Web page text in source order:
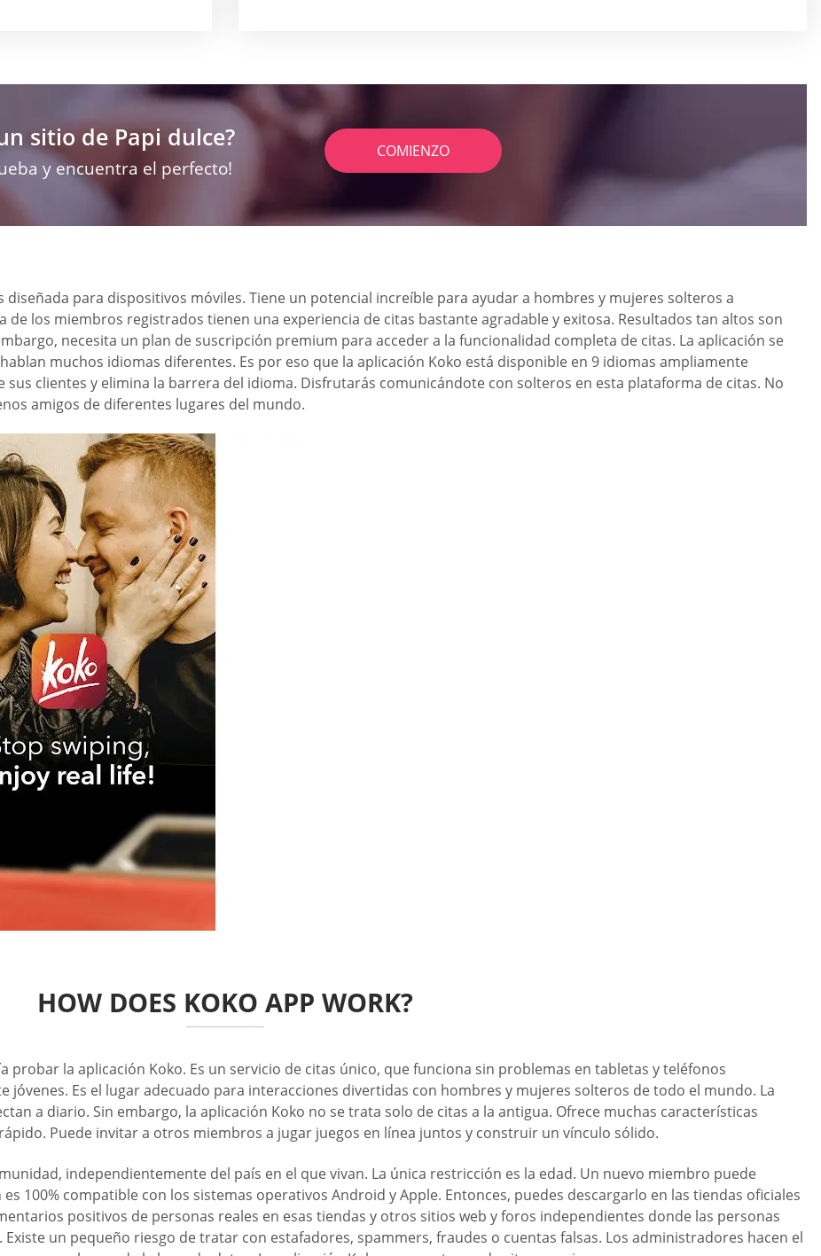
sitio de Papi dulce?
y encuentra el perfecto!
COMIENZO
para dispositivos móviles. Tiene un potencial increíble para ayudar a hombres y mujeres solteros a
de los miembros registrados tienen una experiencia de citas bastante agradable y exitosa. Resultados tan altos son
necesita un plan de suscripción premium para acceder a la funcionalidad completa de citas. La aplicación se
muchos idiomas diferentes. Es por eso que la aplicación Koko está disponible en 9 idiomas ampliamente
clientes y elimina la barrera del idioma. Disfrutarás comunicándote con solteros en esta plataforma de citas. No
amigos de diferentes lugares del mundo.
HOW DOES KOKO APP WORK?
la aplicación Koko. Es un servicio de citas único, que funciona sin problemas en tabletas y teléfonos
jóvenes. Es el lugar adecuado para interacciones divertidas con hombres y mujeres solteros de todo el mundo. La
a diario. Sin embargo, la aplicación Koko no se trata solo de citas a la antigua. Ofrece muchas características
Puede invitar a otros miembros a jugar juegos en línea juntos y construir un vínculo sólido.
independientemente del país en el que vivan. La única restricción es la edad. Un nuevo miembro puede
100% compatible con los sistemas operativos Android y Apple. Entonces, puedes descargarlo en las tiendas oficiales
positivos de personas reales en esas tiendas y otros sitios web y foros independientes donde las personas
un pequeño riesgo de tratar con estafadores, spammers, fraudes o cuentas falsas. Los administradores hacen el